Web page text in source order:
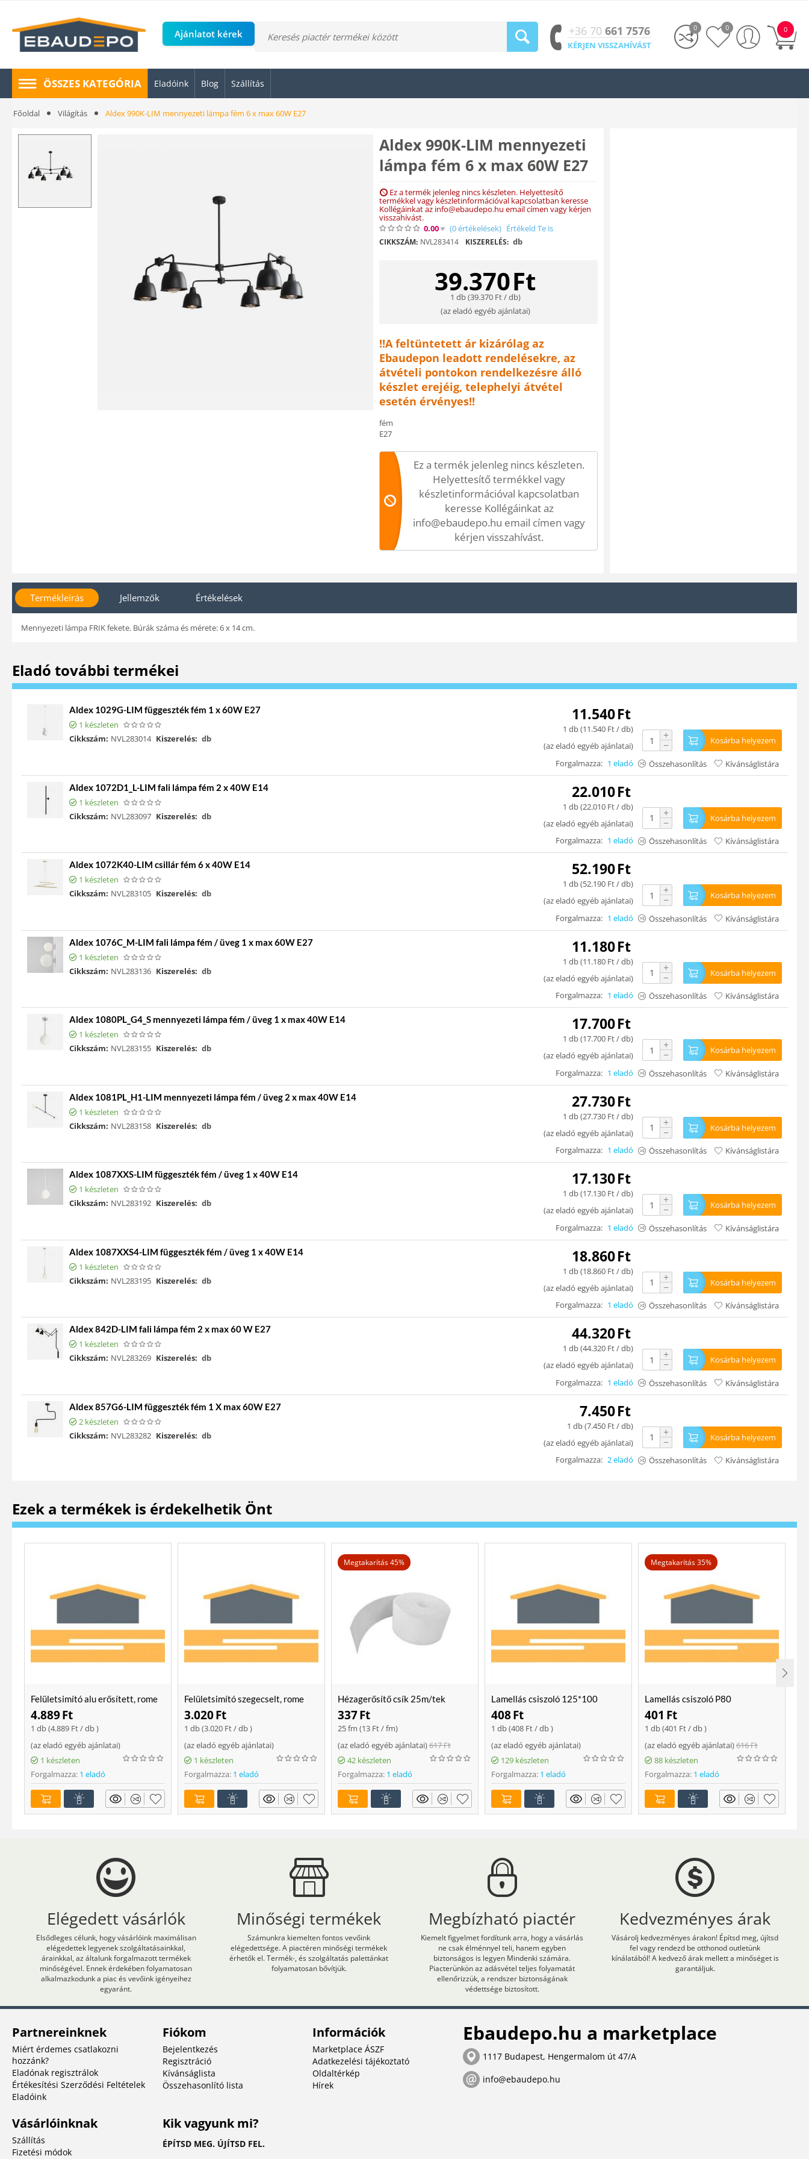
Ajánlatot kérek +36 70661 7576
KÉRJEN VISSZAHÍVÁST
0
0 0
ÖSSZES KATEGÓRIA Eladóink Blog Szállítás
Főoldal Világítás Aldex 990K-LIM mennyezeti lámpa fém 6 x max 60W E27
Aldex 990K-LIM mennyezeti
lámpa fém 6 x max 60W E27
Ez a termék jelenleg nincs készleten. Helyettesítő
termékkel vagy készletinformációval kapcsolatban keresse
Kollégáinkat az info@ebaudepo.hu email címen vagy kérjen
visszahívást.
0.00
(0értékelések) Értékeld Te is
CIKKSZÁM: NVL283414 KISZERELÉS: db
39.370Ft
1 db (39.370Ft/ db)
(az eladó egyéb ajánlatai)
!!A feltüntetett ár kizárólag az
Ebaudepon leadott rendelésekre, az
átvételi pontokon rendelkezésre álló
készlet erejéig, telephelyi átvétel
esetén érvényes!!
fém
E27
Ez a termék jelenleg nincs készleten.
Helyettesítő termékkel vagy
készletinformációval kapcsolatban
keresse Kollégáinkat az
info@ebaudepo.hu email címen vagy
kérjen visszahívást.
Termékleírás Jellemzők Értékelések
Mennyezeti lámpa FRIK fekete. Búrák száma és mérete: 6 x 14 cm.
Eladó további termékei
Aldex 1029G-LIM függeszték fém 1 x 60W E27
1 készleten
Cikkszám: NVL283014 Kiszerelés: db
11.540Ft
1 db (11.540 Ft/ db)
(az eladó egyéb ajánlatai)
+
− Kosárba helyezem
Forgalmazza: 1 eladó Összehasonlítás Kívánságlistára
Aldex 1072D1_L-LIM fali lámpa fém 2 x 40W E14
1 készleten
Cikkszám: NVL283097 Kiszerelés: db
22.010Ft
1 db (22.010 Ft/ db)
(az eladó egyéb ajánlatai)
+
− Kosárba helyezem
Forgalmazza: 1 eladó Összehasonlítás Kívánságlistára
Aldex 1072K40-LIM csillár fém 6 x 40W E14
1 készleten
Cikkszám: NVL283105 Kiszerelés: db
52.190Ft
1 db (52.190 Ft/ db)
(az eladó egyéb ajánlatai)
+
− Kosárba helyezem
Forgalmazza: 1 eladó Összehasonlítás Kívánságlistára
Aldex 1076C_M-LIM fali lámpa fém / üveg 1 x max 60W E27
1 készleten
Cikkszám: NVL283136 Kiszerelés: db
11.180Ft
1 db (11.180 Ft/ db)
(az eladó egyéb ajánlatai)
+
− Kosárba helyezem
Forgalmazza: 1 eladó Összehasonlítás Kívánságlistára
Aldex 1080PL_G4_S mennyezeti lámpa fém / üveg 1 x max 40W E14
1 készleten
Cikkszám: NVL283155 Kiszerelés: db
17.700Ft
1 db (17.700 Ft/ db)
(az eladó egyéb ajánlatai)
+
− Kosárba helyezem
Forgalmazza: 1 eladó Összehasonlítás Kívánságlistára
Aldex 1081PL_H1-LIM mennyezeti lámpa fém / üveg 2 x max 40W E14
1 készleten
Cikkszám: NVL283158 Kiszerelés: db
27.730Ft
1 db (27.730 Ft/ db)
(az eladó egyéb ajánlatai)
+
− Kosárba helyezem
Forgalmazza: 1 eladó Összehasonlítás Kívánságlistára
Aldex 1087XXS-LIM függeszték fém / üveg 1 x 40W E14
1 készleten
Cikkszám: NVL283192 Kiszerelés: db
17.130Ft
1 db (17.130 Ft/ db)
(az eladó egyéb ajánlatai)
+
− Kosárba helyezem
Forgalmazza: 1 eladó Összehasonlítás Kívánságlistára
Aldex 1087XXS4-LIM függeszték fém / üveg 1 x 40W E14
1 készleten
Cikkszám: NVL283195 Kiszerelés: db
18.860Ft
1 db (18.860 Ft/ db)
(az eladó egyéb ajánlatai)
+
− Kosárba helyezem
Forgalmazza: 1 eladó Összehasonlítás Kívánságlistára
Aldex 842D-LIM fali lámpa fém 2 x max 60 W E27
1 készleten
Cikkszám: NVL283269 Kiszerelés: db
44.320Ft
1 db (44.320 Ft/ db)
(az eladó egyéb ajánlatai)
+
− Kosárba helyezem
Forgalmazza: 1 eladó Összehasonlítás Kívánságlistára
Aldex 857G6-LIM függeszték fém 1 X max 60W E27
2 készleten
Cikkszám: NVL283282 Kiszerelés: db
7.450Ft
1 db (7.450 Ft/ db)
(az eladó egyéb ajánlatai)
+
− Kosárba helyezem
Forgalmazza: 2 eladó Összehasonlítás Kívánságlistára
Ezek a termékek is érdekelhetik Önt
Felületsimító alu erősített, rome
400 mm Soft
4.889Ft
1 db (4.889 Ft/ db )
(az eladó egyéb ajánlatai)
1 készleten
Forgalmazza: 1 eladó
Felületsimító szegecselt, rome
400mm
3.020Ft
1 db (3.020 Ft/ db )
(az eladó egyéb ajánlatai)
1 készleten
Forgalmazza: 1 eladó
Megtakarítás 45%
Hézagerősítő csík 25m/tek
337Ft
25 fm (13 Ft/ fm)
(az eladó egyéb ajánlatai)617Ft
42 készleten
Forgalmazza: 1 eladó
Lamellás csiszoló 125*100
408Ft
1 db (408 Ft/ db )
(az eladó egyéb ajánlatai)
129 készleten
Forgalmazza: 1 eladó
Megtakarítás 35%
Lamellás csiszoló P80
401 Ft
1 db (401 Ft/ db )
(az eladó egyéb ajánlatai)616Ft
88 készleten
Forgalmazza: 1 eladó
Elégedett vásárlók
Elsődleges célunk, hogy vásárlóink maximálisan
elégedettek legyenek szolgáltatásainkkal,
árainkkal, az általunk forgalmazott termékek
minőségével. Ennek érdekében folyamatosan
alkalmazkodunk a piac és vevőink igényeihez
egyaránt.
Minőségi termékek
Számunkra kiemelten fontos vevőink
elégedettsége. A piactéren minőségi termékek
érhetők el. Termék-, és szolgáltatás palettánkat
folyamatosan bővítjük.
Megbízható piactér
Kiemelt figyelmet fordítunk arra, hogy a vásárlás
ne csak élménnyel teli, hanem egyben
biztonságos is legyen Mindenki számára.
Piacterünkön az adásvétel teljes folyamatát
ellenőrizzük, a rendszer biztonságának
védettsége biztosított.
Kedvezményes árak
Vásárolj kedvezményes árakon! Építsd meg, újítsd
fel vagy rendezd be otthonod outletünk
kínálatából! A kedvező árak mellett a minőséget is
garantáljuk.
Partnereinknek
Miért érdemes csatlakozni
hozzánk?
Eladónak regisztrálok
Értékesítési Szerződési Feltételek
Eladóink
Fiókom
Bejelentkezés
Regisztráció
Kívánságlista
Összehasonlító lista
Információk
Marketplace ÁSZF
Adatkezelési tájékoztató
Oldaltérkép
Hírek
Ebaudepo.hu a marketplace
1117 Budapest, Hengermalom út 47/A
info@ebaudepo.hu
Vásárlóinknak
Szállítás
Fizetési módok
Kik vagyunk mi?
ÉPÍTSD MEG. ÚJÍTSD FEL.